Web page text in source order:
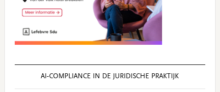
AI‑COMPLIANCE IN DE JURIDISCHE PRAKTIJK